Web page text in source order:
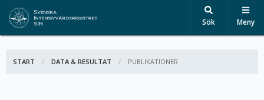
Sök Meny
START DATA & RESULTAT AKTIV:
PUBLIKATIONER